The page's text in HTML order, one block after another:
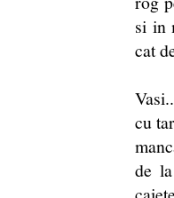
si in
cat
cu
de